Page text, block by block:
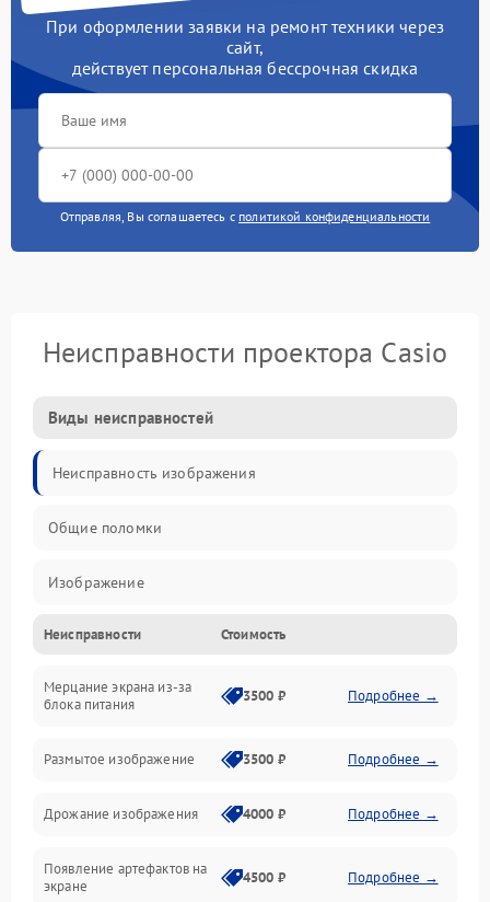
При оформлении заявки на ремонт техники через
сайт,
действует персональная бессрочная скидка
Отправляя, Вы соглашаетесь с политикой конфиденциальности
Неисправности проектора Casio
Виды неисправностей
Неисправность изображения
Общие поломки
Изображение
Лампа подсветки
Неисправность управления и интерфейсов
Неисправности Стоимость
Мерцание экрана из-за
блока питания
3500 ₽ Подробнее →
Размытое изображение 3500 ₽ Подробнее →
Дрожание изображения 4000 ₽ Подробнее →
Появление артефактов на
экране
4500 ₽ Подробнее →